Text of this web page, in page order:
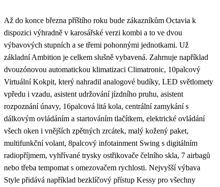
Až do konce března příštího roku bude zákazníkům Octavia k
dispozici výhradně v karosářské verzi kombi a to ve dvou
výbavových stupních a se třemi pohonnými jednotkami. Už
základní Ambition je celkem slušně vybavená. Zahrnuje například
dvouzónovou automatickou klimatizaci Climatronic, 10palcový
Virtuální Kokpit, který nahradil analogové budíky, LED světlomety
vpředu i vzadu, asistent udržování jízdního pruhu, asistent
rozpoznání únavy, 16palcová litá kola, centrální zamykání s
dálkovým ovládáním a startováním tlačítkem, elektrické ovládání
všech oken i vnějších zpětných zrcátek, malý kožený paket,
multifunkční volant, 8palcový infotainment Swing s digitálním
radiopříjmem, vyhřívané trysky ostřikovače čelního skla, 7 airbagů
nebo třeba tempomat s omezovačem rychlosti. Nejvyšší výbava
Style přidává například bezklíčový přístup Kessy pro všechny